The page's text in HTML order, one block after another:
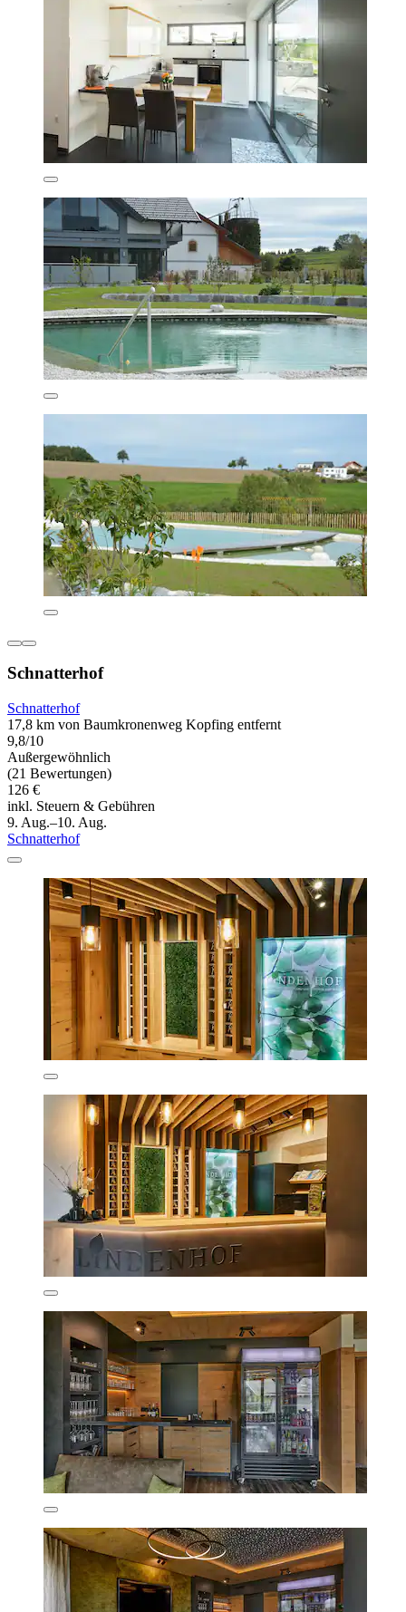
Schnatterhof
Schnatterhof
17,8 km von Baumkronenweg Kopfing entfernt
9,8/10
Außergewöhnlich
(21 Bewertungen)
126 €
inkl. Steuern & Gebühren
9. Aug.–10. Aug.
Schnatterhof